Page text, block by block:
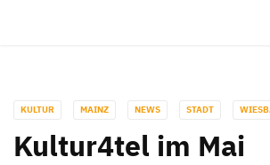
KULTUR MAINZ NEWS STADT
Kultur4tel im Mai